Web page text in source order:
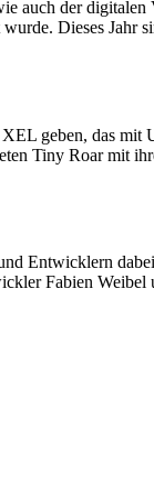
auch der
Dieses Jahr
geben, das mit
Tiny Roar mit
Entwicklern
Fabien Weibel